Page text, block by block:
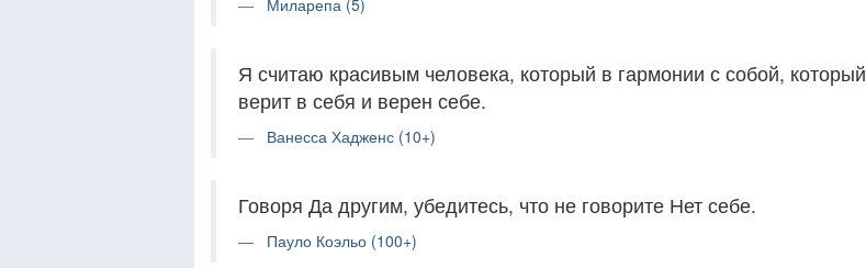
Миларепа (5)
Я считаю красивым человека, который в гармонии с собой, который
верит в себя и верен себе.
Ванесса Хадженс (10+)
Говоря Да другим, убедитесь, что не говорите Нет себе.
Пауло Коэльо (100+)